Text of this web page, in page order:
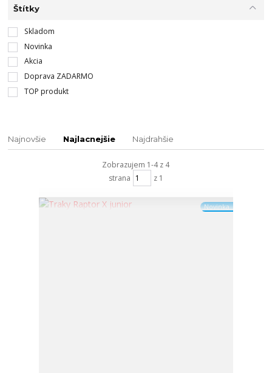
Štítky
Skladom
Novinka
Akcia
Doprava ZADARMO
TOP produkt
Najnovšie Najlacnejšie Najdrahšie
Zobrazujem 1-4 z 4
strana
z 1
Novinka